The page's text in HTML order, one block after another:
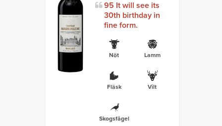
95 It will see its
30th birthday in
fine form.
Nöt Lamm
Fläsk Vilt
Skogsfågel